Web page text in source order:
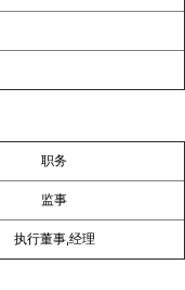
职务
监事
执行董事,经理